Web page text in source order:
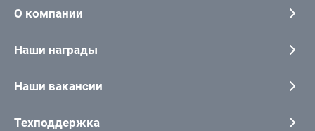
О компании
Наши награды
Наши вакансии
Техподдержка